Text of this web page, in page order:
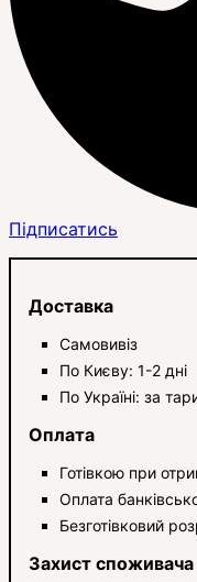
Підписатись
Доставка
Самовивіз
По Києву: 1-2 дні
По Україні: за
Оплата
Готівкою при
Оплата
Безготівковий
Захист споживача